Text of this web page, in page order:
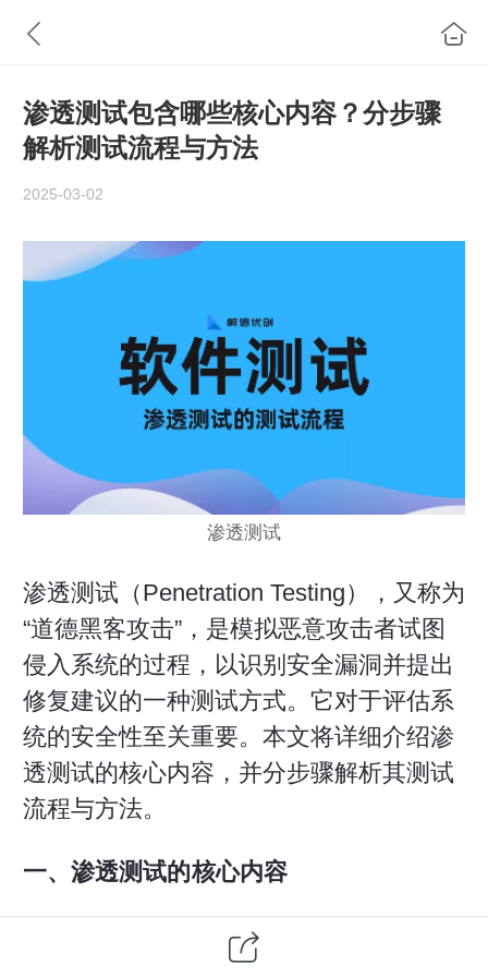
渗透测试包含哪些核心内容？分步骤
解析测试流程与方法
2025-03-02
渗透测试
渗透测试（Penetration Testing），又称为
“道德黑客攻击”，是模拟恶意攻击者试图
侵入系统的过程，以识别安全漏洞并提出
修复建议的一种测试方式。它对于评估系
统的安全性至关重要。本文将详细介绍渗
透测试的核心内容，并分步骤解析其测试
流程与方法。
一、渗透测试的核心内容
：检测目标网络上的开